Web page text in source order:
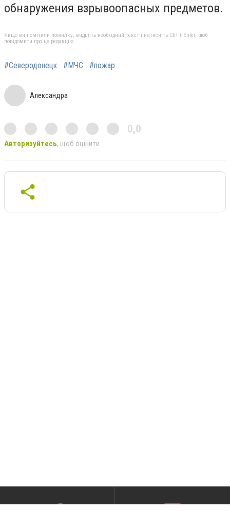
обнаружения взрывоопасных предметов.
Якщо ви помітили помилку, виділіть необхідний текст і натисніть Ctrl + Enter, щоб
повідомити про це редакцію
#Северодонецк #МЧС #пожар
Александра
0,0
Авторизуйтесь, щоб оцінити